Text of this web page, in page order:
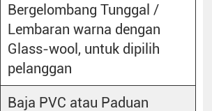
Bergelombang Tunggal /
Lembaran warna dengan
Glass-wool, untuk dipilih
pelanggan
Baja PVC atau Paduan